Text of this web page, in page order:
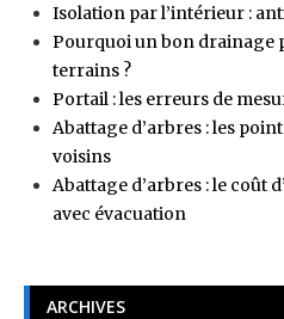
Isolation par l’intérieur :
Pourquoi un bon drainage
terrains ?
Portail : les erreurs de
Abattage d’arbres : les
voisins
Abattage d’arbres : le coût
avec évacuation
ARCHIVES